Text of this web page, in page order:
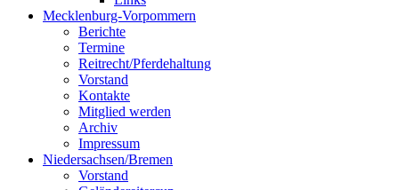
Mecklenburg-Vorpommern
Berichte
Termine
Reitrecht/Pferdehaltung
Vorstand
Kontakte
Mitglied werden
Archiv
Impressum
Niedersachsen/Bremen
Vorstand